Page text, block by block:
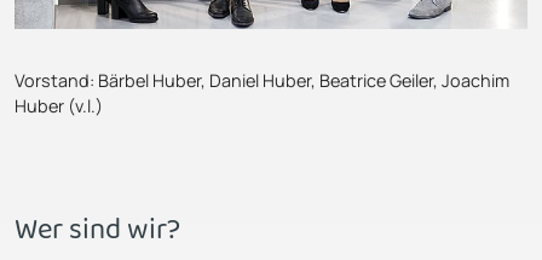
Vorstand: Bärbel Huber, Daniel Huber, Beatrice Geiler, Joachim
Huber (v.l.)
Wer sind wir?